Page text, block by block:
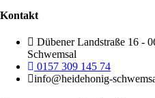
Kontakt
Dübener Landstraße 16 -
Schwemsal
0157 309 145 74
info@heidehonig-